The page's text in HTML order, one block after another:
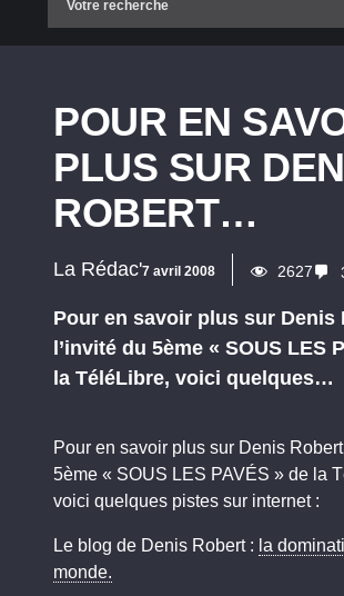
POUR EN
PLUS SUR
ROBERT…
La Rédac'7 avril 2008 2627
Pour en savoir plus sur Denis
l’invité du 5ème « SOUS LES
la TéléLibre, voici quelques…
Pour en savoir plus sur Denis
5ème « SOUS LES PAVÉS » de la
voici quelques pistes sur internet :
Le blog de Denis Robert : la
monde.